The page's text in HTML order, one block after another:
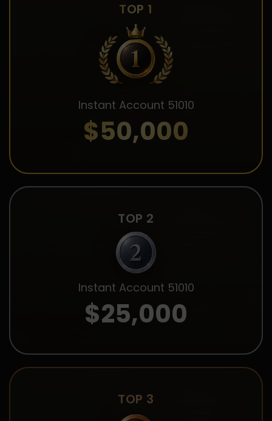
TOP 2
Instant Account 51010
$25,000
TOP 1
Instant Account 51010
$50,000
TOP 3